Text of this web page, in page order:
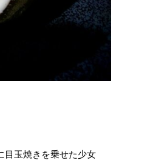
目玉焼きを乗せた少女